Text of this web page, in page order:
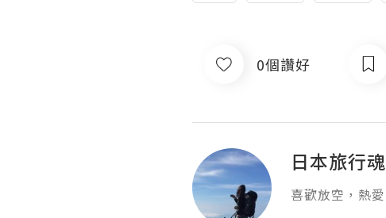
0個讚好
日本旅行魂
喜歡放空，熱